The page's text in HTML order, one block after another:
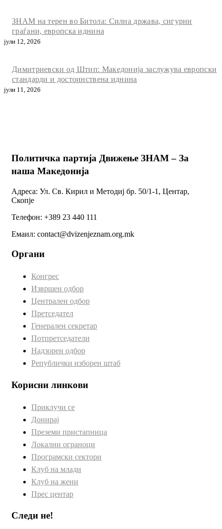
ЗНАМ на терен во Битола: Силна држава, сигурни
граѓани, европска иднина
јули 12, 2026
Димитриевски од Штип: Македонија заслужува европски
стандарди и достоинствена иднина
јули 11, 2026
Политичка партија Движење ЗНАМ – За
наша Македонија
Адреса: Ул. Св. Кирил и Методиј бр. 50/1-1, Центар,
Скопје
Телефон: +389 23 440 111
Емаил: contact@dvizenjeznam.org.mk
Органи
Конгрес
Извршен одбор
Централен одбор
Претседател
Генерален секретар
Потпретседатели
Надзорен одбор
Републички изборен штаб
Корисни линкови
Приклучи се
Донирај
Преземи пристапница
Локални ограноци
Програмски сектори
Клуб на млади
Клуб на жени
Прес центар
Следи не!